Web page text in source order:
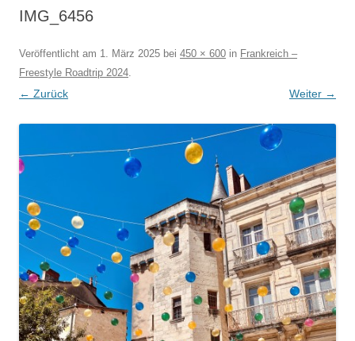
IMG_6456
Veröffentlicht am 1. März 2025 bei 450 × 600 in Frankreich –
Freestyle Roadtrip 2024.
← Zurück Weiter →